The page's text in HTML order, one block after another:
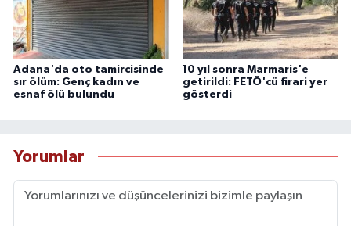
Adana'da oto tamircisinde
sır ölüm: Genç kadın ve
esnaf ölü bulundu
10 yıl sonra Marmaris'e
getirildi: FETÖ'cü firari yer
gösterdi
Yorumlar